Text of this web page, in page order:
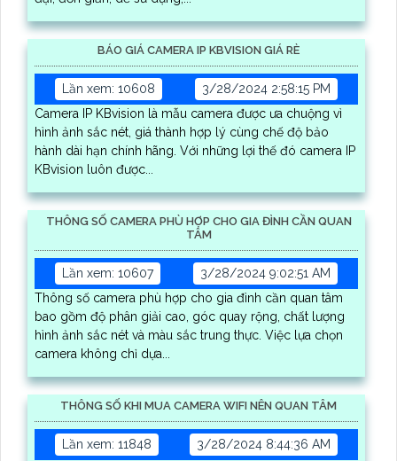
BÁO GIÁ CAMERA IP KBVISION GIÁ RÈ
Lần xem: 10608
3/28/2024 2:58:15 PM
Camera IP KBvision là mẫu camera được ưa chuộng vì
hình ảnh sắc nét, giá thành hợp lý cùng chế độ bảo
hành dài hạn chính hãng. Với những lợi thế đó camera IP
KBvision luôn được...
THÔNG SỐ CAMERA PHÙ HỢP CHO GIA ĐÌNH CẦN QUAN
TÂM
Lần xem: 10607
3/28/2024 9:02:51 AM
Thông số camera phù hợp cho gia đình cần quan tâm
bao gồm độ phân giải cao, góc quay rộng, chất lượng
hình ảnh sắc nét và màu sắc trung thực. Việc lựa chọn
camera không chỉ dựa...
THÔNG SỐ KHI MUA CAMERA WIFI NÊN QUAN TÂM
Lần xem: 11848
3/28/2024 8:44:36 AM